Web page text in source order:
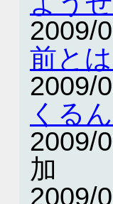
2009/
前と
2009/
くる
2009/
加
2009/